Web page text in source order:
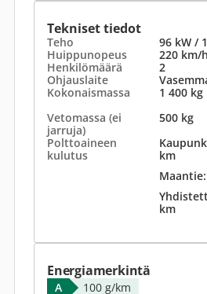
Tekniset tiedot
Teho 96 kW /
Huippunopeus
220 km/h
Henkilömäärä
2
Ohjauslaite
Kokonaismassa
1 400 kg
Vetomassa (ei
jarruja)
500 kg
Polttoaineen
kulutus
km
km
Energiamerkintä
A 100 g/km